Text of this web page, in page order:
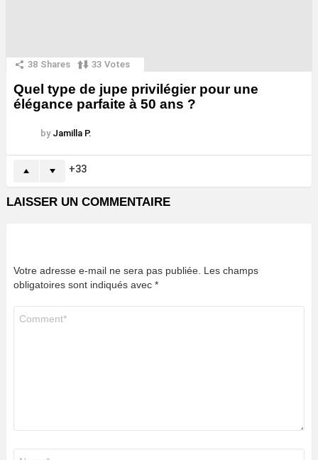
38 Shares 33 Votes
Quel type de jupe privilégier pour une
élégance parfaite à 50 ans ?
by Jamilla P.
33
LAISSER UN COMMENTAIRE
Votre adresse e-mail ne sera pas publiée. Les champs
obligatoires sont indiqués avec *